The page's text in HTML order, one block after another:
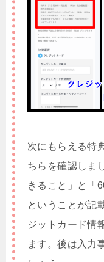
次にもらえる特
ちらを確認しま
きること」と「
ということが記
ジットカード情
ます。後は入力